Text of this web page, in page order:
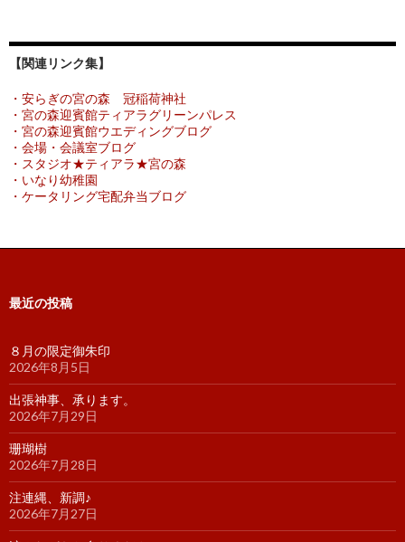
【関連リンク集】
・安らぎの宮の森 冠稲荷神社
・宮の森迎賓館ティアラグリーンパレス
・宮の森迎賓館ウエディングブログ
・会場・会議室ブログ
・スタジオ★ティアラ★宮の森
・いなり幼稚園
・ケータリング宅配弁当ブログ
最近の投稿
８月の限定御朱印
2026年8月5日
出張神事、承ります。
2026年7月29日
珊瑚樹
2026年7月28日
注連縄、新調♪
2026年7月27日